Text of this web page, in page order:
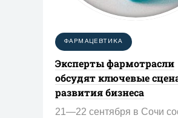
ФАРМАЦЕВТИКА
Эксперты фармотрасли
обсудят ключевые
развития бизнеса
21—22 сентября в Сочи